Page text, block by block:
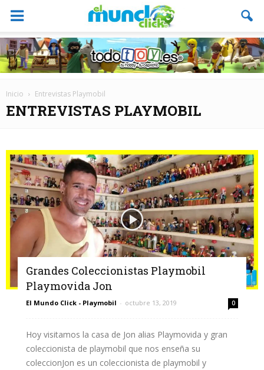
Inicio Entrevistas Playmobil
ENTREVISTAS PLAYMOBIL
Grandes Coleccionistas Playmobil
Playmovida Jon
El Mundo Click - Playmobil - octubre 13, 2019 0
Hoy visitamos la casa de Jon alias Playmovida y gran
coleccionista de playmobil que nos enseña su
coleccionJon es un coleccionista de playmobil y